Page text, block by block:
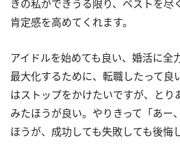
きの私ができうる限り、ベストを尽
肯定感を高めてくれます。
アイドルを始めても良い、婚活に全
最大化するために、転職したって良
はストップをかけたいですが、とり
みたほうが良い。やりきって「あー
ほうが、成功しても失敗しても後悔